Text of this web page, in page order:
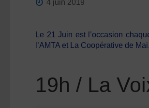
4 juin 2019
Le 21 Juin est l’occasion
l’AMTA et La Coopérative de
19h / La